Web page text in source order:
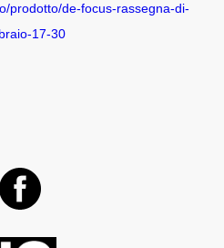
prodotto/de-focus-rassegna-di-
17-30